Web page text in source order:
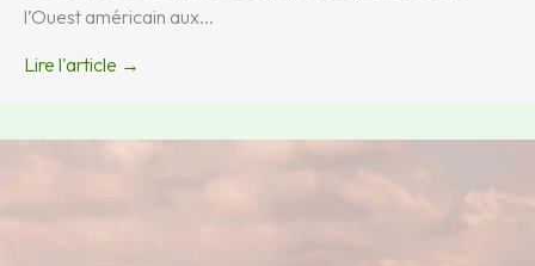
l’Ouest américain aux...
Lire l'article →